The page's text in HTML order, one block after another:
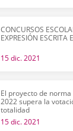
CONCURSOS
EXPRESIÓN ESCRITA
15 dic. 2021
El proyecto de
2022 supera la
totalidad
15 dic. 2021